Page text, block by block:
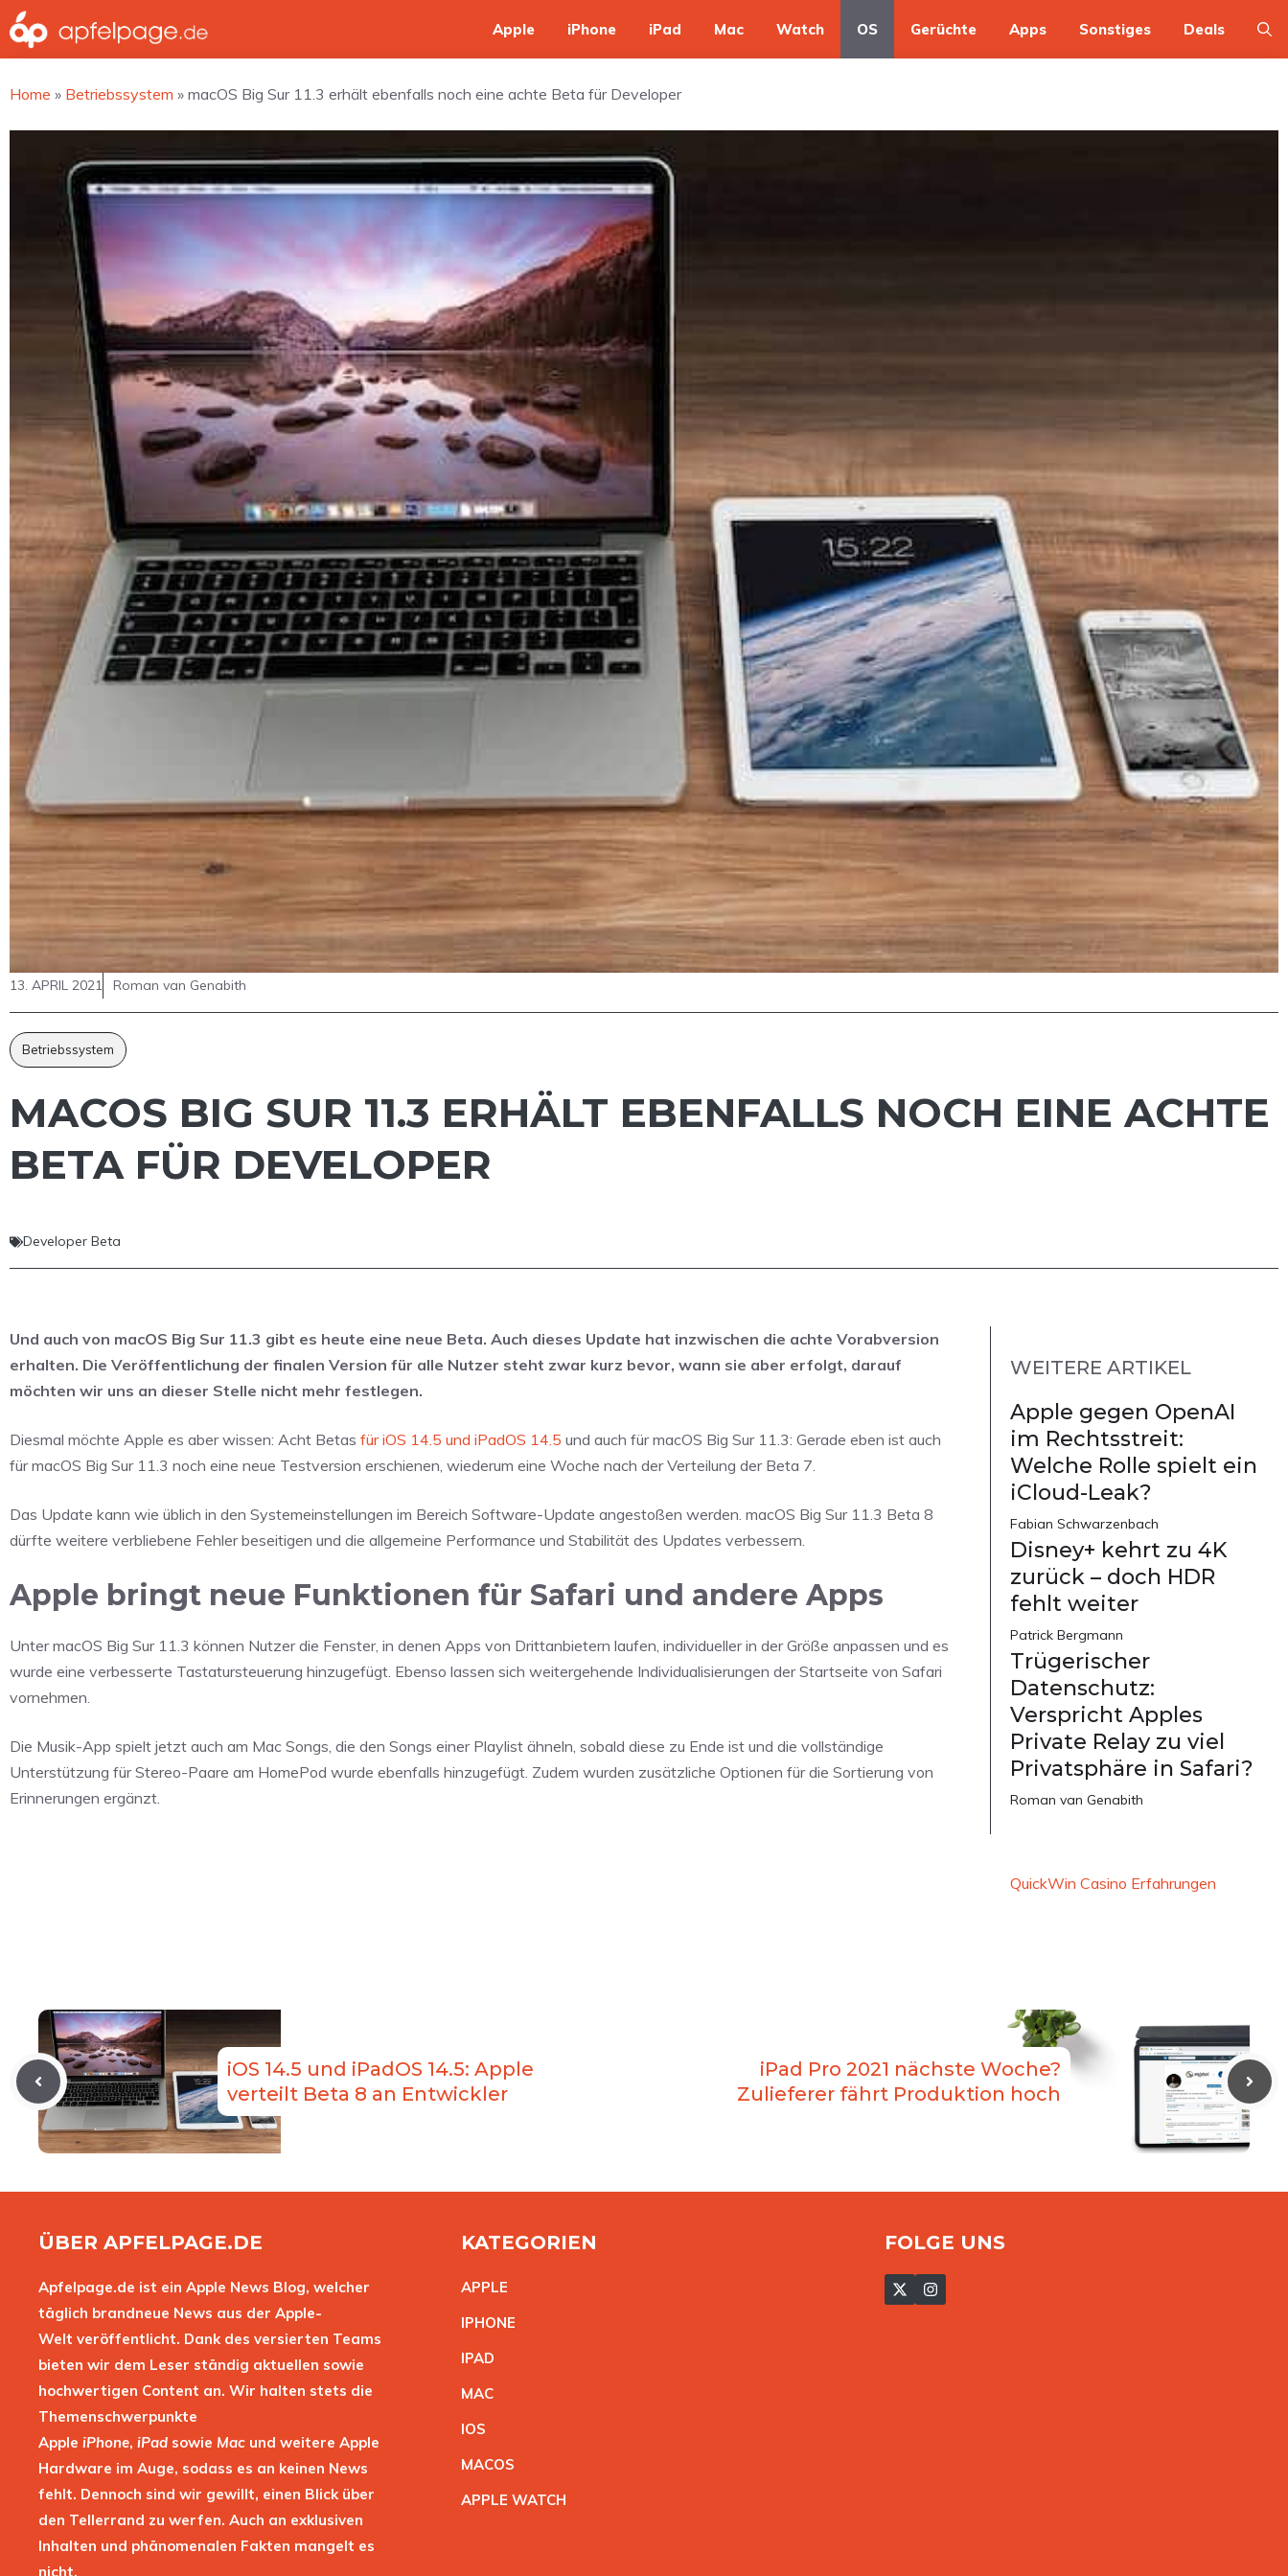
Zum
Inhalt
springen
Apple iPhone iPad Mac Watch OS Gerüchte Apps Sonstiges Deals
Home » Betriebssystem » macOS Big Sur 11.3 erhält ebenfalls noch eine achte Beta für Developer
13. APRIL 2021 Roman van Genabith
Betriebssystem
MACOS BIG SUR 11.3 ERHÄLT EBENFALLS NOCH EINE ACHTE
BETA FÜR DEVELOPER
Developer Beta
Und auch von macOS Big Sur 11.3 gibt es heute eine neue Beta. Auch dieses Update hat inzwischen die achte Vorabversion
erhalten. Die Veröffentlichung der finalen Version für alle Nutzer steht zwar kurz bevor, wann sie aber erfolgt, darauf
möchten wir uns an dieser Stelle nicht mehr festlegen.
Diesmal möchte Apple es aber wissen: Acht Betas für iOS 14.5 und iPadOS 14.5 und auch für macOS Big Sur 11.3: Gerade eben ist auch
für macOS Big Sur 11.3 noch eine neue Testversion erschienen, wiederum eine Woche nach der Verteilung der Beta 7.
Das Update kann wie üblich in den Systemeinstellungen im Bereich Software-Update angestoßen werden. macOS Big Sur 11.3 Beta 8
dürfte weitere verbliebene Fehler beseitigen und die allgemeine Performance und Stabilität des Updates verbessern.
Apple bringt neue Funktionen für Safari und andere Apps
Unter macOS Big Sur 11.3 können Nutzer die Fenster, in denen Apps von Drittanbietern laufen, individueller in der Größe anpassen und es
wurde eine verbesserte Tastatursteuerung hinzugefügt. Ebenso lassen sich weitergehende Individualisierungen der Startseite von Safari
vornehmen.
Die Musik-App spielt jetzt auch am Mac Songs, die den Songs einer Playlist ähneln, sobald diese zu Ende ist und die vollständige
Unterstützung für Stereo-Paare am HomePod wurde ebenfalls hinzugefügt. Zudem wurden zusätzliche Optionen für die Sortierung von
Erinnerungen ergänzt.
WEITERE ARTIKEL
Apple gegen OpenAI
im Rechtsstreit:
Welche Rolle spielt ein
iCloud-Leak?
Fabian Schwarzenbach
Disney+ kehrt zu 4K
zurück – doch HDR
fehlt weiter
Patrick Bergmann
Trügerischer
Datenschutz:
Verspricht Apples
Private Relay zu viel
Privatsphäre in Safari?
Roman van Genabith
QuickWin Casino Erfahrungen
iOS 14.5 und iPadOS 14.5: Apple
verteilt Beta 8 an Entwickler
iPad Pro 2021 nächste Woche?
Zulieferer fährt Produktion hoch
ÜBER APFELPAGE.DE
Apfelpage.de ist ein Apple News Blog, welcher
täglich brandneue News aus der Apple-
Welt veröffentlicht. Dank des versierten Teams
bieten wir dem Leser ständig aktuellen sowie
hochwertigen Content an. Wir halten stets die
Themenschwerpunkte
Apple iPhone, iPad sowie Mac und weitere Apple
Hardware im Auge, sodass es an keinen News
fehlt. Dennoch sind wir gewillt, einen Blick über
den Tellerrand zu werfen. Auch an exklusiven
Inhalten und phänomenalen Fakten mangelt es
nicht.
KATEGORIEN
APPLE
IPHONE
IPAD
MAC
IOS
MACOS
APPLE WATCH
FOLGE UNS